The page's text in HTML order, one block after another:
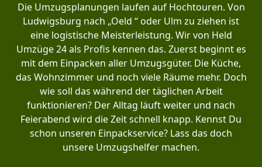
Die Umzugsplanungen laufen auf Hochtouren. Von
Ludwigsburg nach „Oeld “ oder Ulm zu ziehen ist
eine logistische Meisterleistung. Wir von Held
Umzüge 24 als Profis kennen das. Zuerst beginnt es
mit dem Einpacken aller Umzugsgüter. Die Küche,
das Wohnzimmer und noch viele Räume mehr. Doch
wie soll das während der täglichen Arbeit
funktionieren? Der Alltag läuft weiter und nach
Feierabend wird die Zeit schnell knapp. Kennst Du
schon unseren Einpackservice? Lass das doch
unsere Umzugshelfer machen.